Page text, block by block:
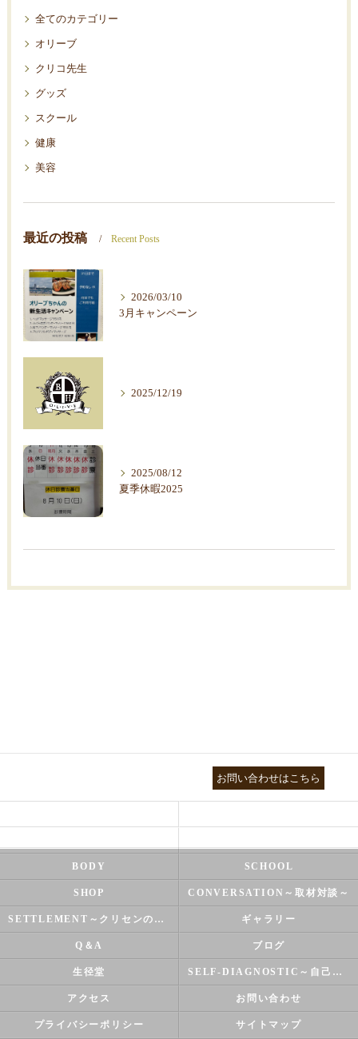
全てのカテゴリー
オリーブ
クリコ先生
グッズ
スクール
健康
美容
最近の投稿 Recent Posts
2026/03/10
3月キャンペーン
2025/12/19
2025/08/12
夏季休暇2025
お問い合わせはこちら
BODY SCHOOL
SHOP CONVERSATION～取材対談～
SETTLEMENT～クリセンのズバリ解決シリーズ～ ギャラリー
Q＆A ブログ
生径堂 SELF-DIAGNOSTIC～自己診断～
アクセス お問い合わせ
プライバシーポリシー サイトマップ